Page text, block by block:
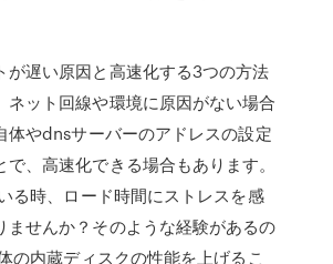
が遅い原因と高速化する3つの方法
ネット回線や環境に原因がない場合
体やdnsサーバーのアドレスの設定
で、高速化できる場合もあります。
る時、ロード時間にストレスを感
ませんか？そのような経験があるの
の内蔵ディスクの性能を上げるこ